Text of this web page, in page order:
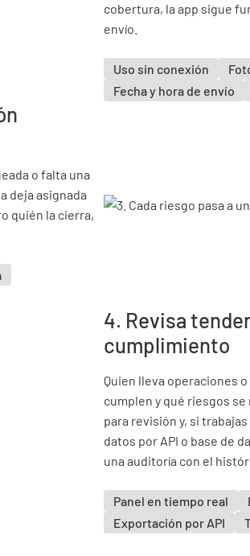
cobertura, la app sigue
envío.
Uso sin conexión
Fecha y hora de envío
o falta una
deja asignada
quién la cierra,
4. Revisa
cumplimiento
Quien lleva operaciones
cumplen y qué riesgos
para revisión y, si
datos por API o base de
una auditoría con el
Panel en tiempo real
Exportación por API